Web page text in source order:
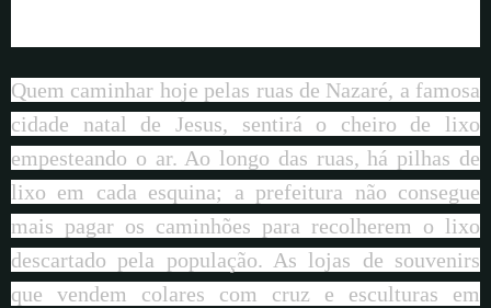
Quem caminhar hoje pelas ruas de Nazaré, a famosa
cidade natal de Jesus, sentirá o cheiro de lixo
empesteando o ar. Ao longo das ruas, há pilhas de
lixo em cada esquina; a prefeitura não consegue
mais pagar os caminhões para recolherem o lixo
descartado pela população. As lojas de souvenirs
que vendem colares com cruz e esculturas em